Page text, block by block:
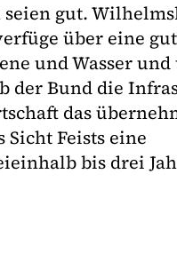
gut.
über eine
und Wasser und
der Bund die
das
Feists eine
bis drei